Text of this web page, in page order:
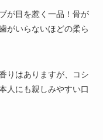
が目を惹く一品！骨が
がいらないほどの柔ら
りはありますが、コシ
人にも親しみやすい口